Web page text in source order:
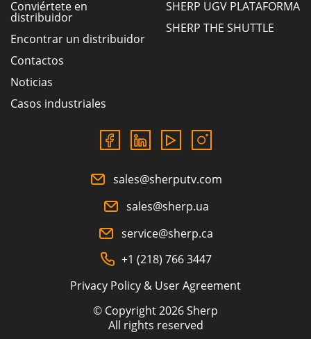
Conviértete en
distribuidor
Encontrar un distribuidor
Contactos
Noticias
Casos industriales
SHERP UGV PLATAFORMA
SHERP THE SHUTTLE
sales@sherputv.com
sales@sherp.ua
service@sherp.ca
+1 (218) 766 3447
Privacy Policy & User Agreement
© Copyright 2026 Sherp
All rights reserved